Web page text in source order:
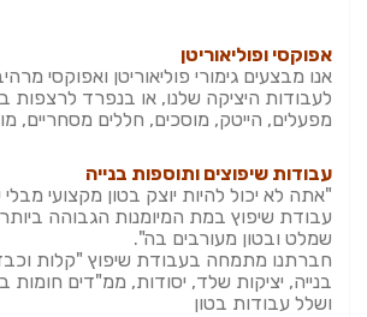
אפוקסי ופוליאוריטן
אנו מבצעים גימורי פוליאוריטן ואפוקסי
לעבודות היציקה שלנו, או בנפרד לרצפות
מפעלים, הייטק, מוסכים, חללים מסחריים,
עבודות שיפוצים ותוספות בנייה
"אתה לא יכול להיות יוצק בטון מקצועי
עבודת שיפוץ במת המיומנות הגבוהה
שמלט ובטון מעורבים בה".
חברתנו מתמחה בעבודת שיפוץ "קלות
בנייה, יציקות שלד, יסודות, ממ"דים חומות
ושלל עבודות בטון